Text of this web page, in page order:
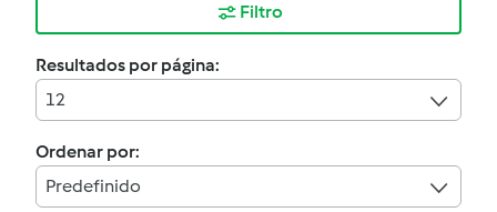
Filtro
Resultados por página:
12
Ordenar por:
Predefinido